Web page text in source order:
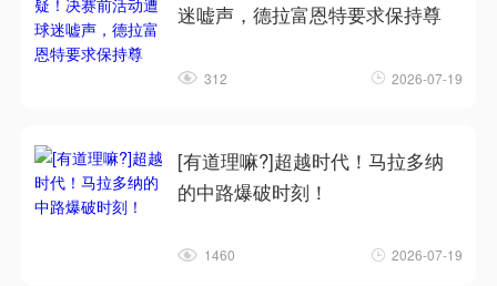
迷嘘声，德拉富恩特要求保持尊
312 2026-07-19
[有道理嘛?]超越时代！马拉多纳
的中路爆破时刻！
1460 2026-07-19